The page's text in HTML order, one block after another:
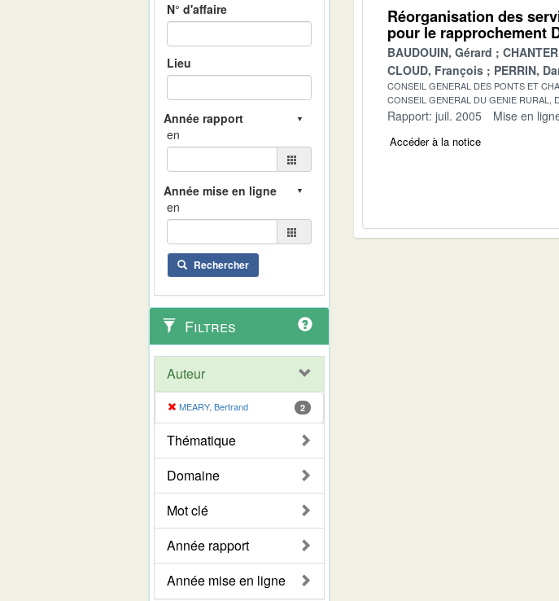
N° d'affaire
Lieu
en
en
Rechercher
Filtres
Auteur
MEARY, Bertrand 2
Thématique
Domaine
Mot clé
Année rapport
Année mise en ligne
Réorganisation des
pour le rapprochement
BAUDOUIN, Gérard
CLOUD, François
PERRIN,
CONSEIL GENERAL DES PONTS ET
CONSEIL GENERAL DU GENIE RURAL,
Rapport: juil. 2005 Mise en
Accéder à la notice